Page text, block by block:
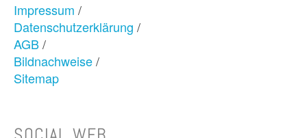
Impressum /
Datenschutzerklärung /
AGB/
Bildnachweise/
Sitemap